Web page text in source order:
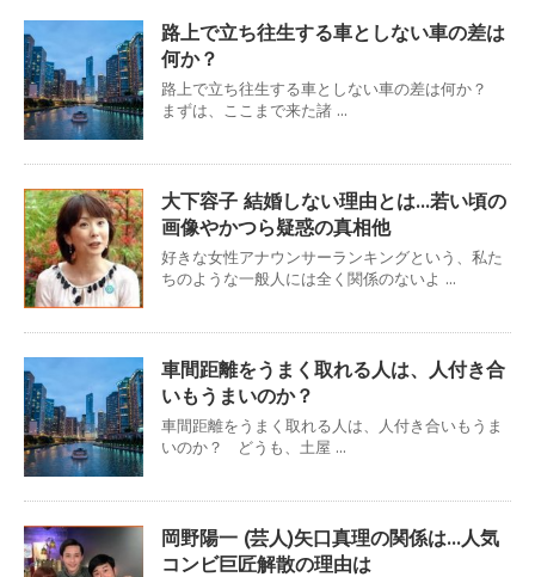
路上で立ち往生する車としない車の差は
何か？
路上で立ち往生する車としない車の差は何か？
まずは、ここまで来た諸 ...
大下容子 結婚しない理由とは…若い頃の
画像やかつら疑惑の真相他
好きな女性アナウンサーランキングという、私た
ちのような一般人には全く関係のないよ ...
車間距離をうまく取れる人は、人付き合
いもうまいのか？
車間距離をうまく取れる人は、人付き合いもうま
いのか？ どうも、土屋 ...
岡野陽一 (芸人)矢口真理の関係は…人気
コンビ巨匠解散の理由は